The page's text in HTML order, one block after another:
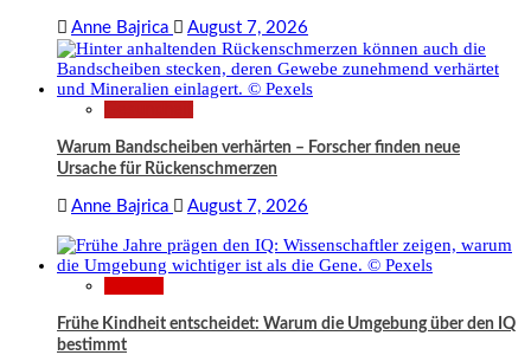
Anne Bajrica August 7, 2026
Warum Bandscheiben verhärten – Forscher finden neue
Ursache für Rückenschmerzen
Anne Bajrica August 7, 2026
Frühe Kindheit entscheidet: Warum die Umgebung über den IQ
bestimmt